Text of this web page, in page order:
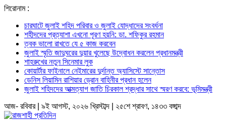
শিরোনাম :
চারঘাটে জুলাই শহিদ পরিবার ও জুলাই যোদ্ধাদের সংবর্ধনা
শহীদদের প্রত্যাশা এখনো পূরণ হয়নি: ডা. শফিকুর রহমান
ত্বক ভালো রাখতে যে ৫ কাজ করবেন
জুলাই স্মৃতি জাদুঘরের দুয়ার খুলেছে উদ্বোধন করলেন প্রধানমন্ত্রী
শাহরুখের নতুন সিনেমার লুক
কোয়ার্টার ফাইনালে নেইমারের দুর্দান্ত অ্যাসিস্টে সান্তোস
ডেনিস লিয়ামিন রাশিয়ার ড্রোন বাহিনীর প্রধান হলেন
জুলাই শহিদদের আত্মত্যাগ জাতি চিরকাল শ্রদ্ধার সাথে স্মরণ করবে: ভূমিমন্ত্রী
আজ- রবিবার | ৯ই আগস্ট, ২০২৬ খ্রিস্টাব্দ | ২৫শে শ্রাবণ, ১৪৩৩ বঙ্গাব্দ